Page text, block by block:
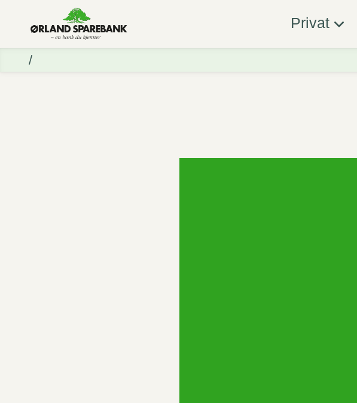
Privat